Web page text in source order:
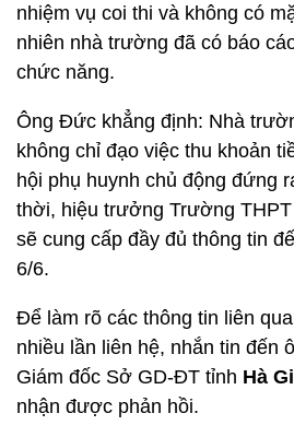
nhiệm vụ coi thi và không có
nhiên nhà trường đã có báo
chức năng.
Ông Đức khẳng định: Nhà
không chỉ đạo việc thu khoản
hội phụ huynh chủ động đứng
thời, hiệu trưởng Trường
sẽ cung cấp đầy đủ thông tin
6/6.
Để làm rõ các thông tin liên
nhiều lần liên hệ, nhắn tin đến
Giám đốc Sở GD-ĐT tỉnh Hà
nhận được phản hồi.